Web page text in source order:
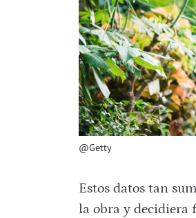
@Getty
Estos datos tan
la obra y decidiera